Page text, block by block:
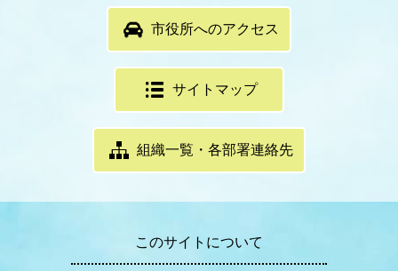
市役所へのアクセス
サイトマップ
組織一覧・各部署連絡先
このサイトについて